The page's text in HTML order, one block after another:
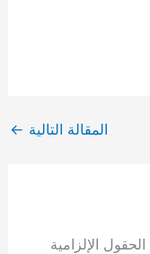
المقالة التالية ←
الحقول الإلزامية